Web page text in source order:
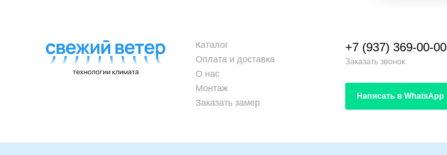
+7 (937) 369-00-00
Заказать звонок
Каталог
Оплата и доставка
О нас
Монтаж
Заказать замер
Написать в WhatsApp